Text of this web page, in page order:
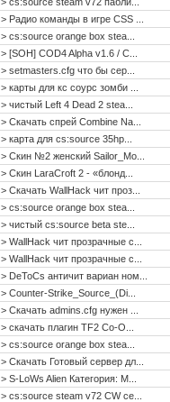
> Радио команды в игре CSS ...
> cs:source orange box stea...
> [SOH] COD4 Alpha v1.6 / C...
> setmasters.cfg что бы сер...
> карты для кс соурс зомби ...
> чистый Left 4 Dead 2 stea...
> Скачать спрей Combine Na...
> карта для cs:source 35hp...
> Скин №2 женский Sailor_Mo...
> Скин LaraCroft 2 - «блонд...
> Скачать WallHack чит проз...
> cs:source orange box stea...
> чистый cs:source beta ste...
> WallHack чит прозрачные с...
> WallHack чит прозрачные с...
> DeToCs античит вариан ном...
> Counter-Strike_Source_(Di...
> Скачать admins.cfg нужен ...
> скачать плагин TF2 Co-O...
> cs:source orange box stea...
> Скачать Готовый сервер дл...
> S-LoWs Alien Категория: М...
> cs:source steam v72 CW се...